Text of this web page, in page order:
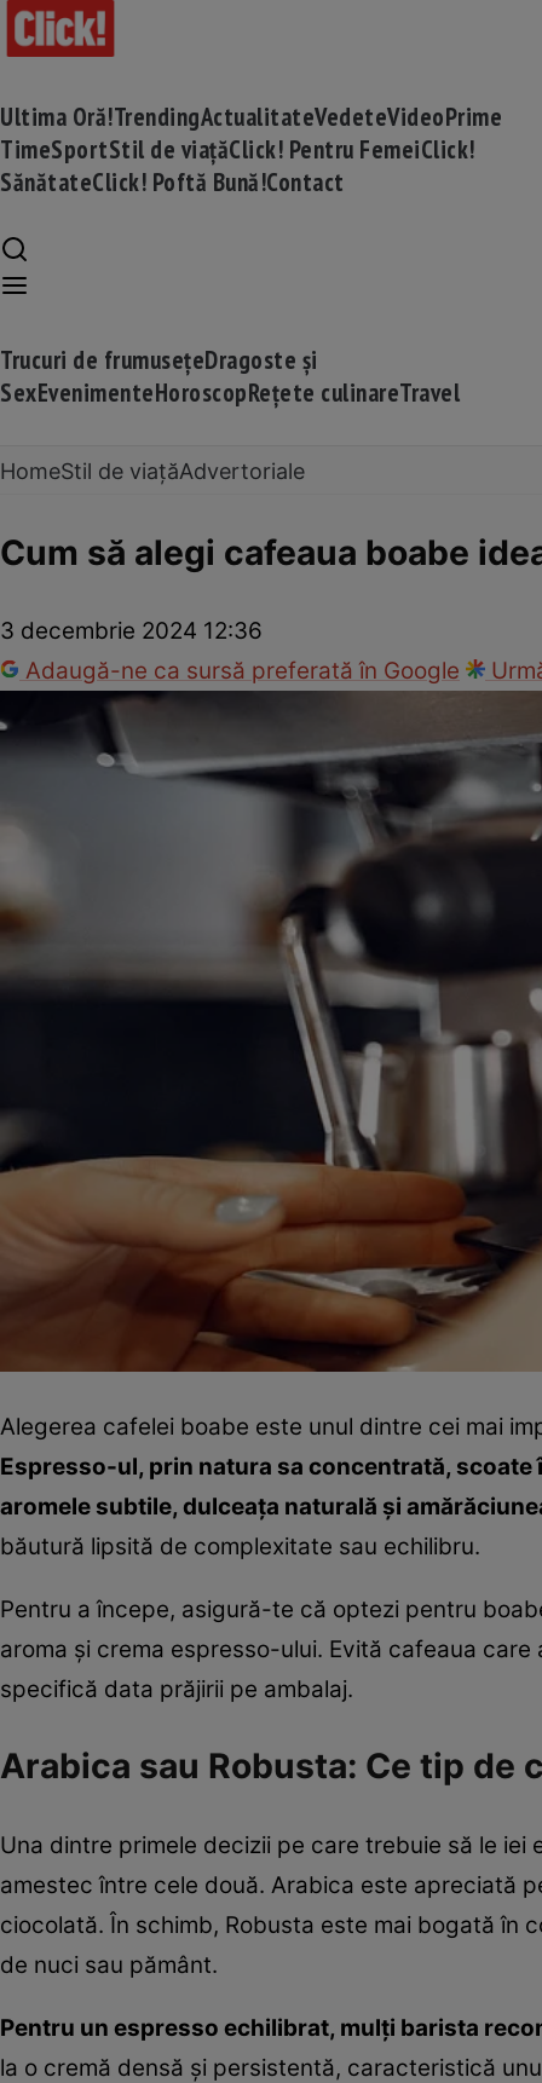
Ultima Oră!TrendingActualitateVedeteVideoPrime
TimeSportStil de viațăClick! Pentru FemeiClick!
SănătateClick! Poftă Bună!Contact
Trucuri de frumusețeDragoste și
SexEvenimenteHoroscopRețete culinareTravel
HomeStil de viațăAdvertoriale
Cum să alegi cafeaua boabe
3 decembrie 2024 12:36
Adaugă-ne ca sursă preferată în Google
Alegerea cafelei boabe este unul dintre cei mai
Espresso-ul, prin natura sa concentrată,
aromele subtile, dulceața naturală și
băutură lipsită de complexitate sau echilibru.
Pentru a începe, asigură-te că optezi pentru
aroma și crema espresso-ului. Evită cafeaua
specifică data prăjirii pe ambalaj.
Arabica sau Robusta: Ce tip de
Una dintre primele decizii pe care trebuie să le
amestec între cele două. Arabica este apreciată
ciocolată. În schimb, Robusta este mai bogată în
de nuci sau pământ.
Pentru un espresso echilibrat, mulți barista
la o cremă densă și persistentă, caracteristică